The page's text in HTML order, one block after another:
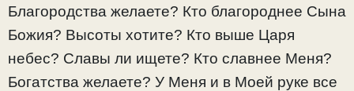
Благородства желаете? Кто благороднее Сына
Божия? Высоты хотите? Кто выше Царя
небес? Славы ли ищете? Кто славнее Меня?
Богатства желаете? У Меня и в Моей руке все